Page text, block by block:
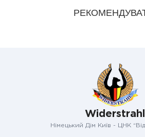
Widerstrahl
Німецький Дім Київ - ЦНК